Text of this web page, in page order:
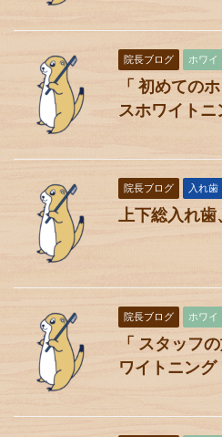
院長ブログ ホワイ
「 初めての
スホワイトニ
院長ブログ 入れ歯
上下総入れ
院長ブログ ホワイ
「 スタッフ
ワイトニング